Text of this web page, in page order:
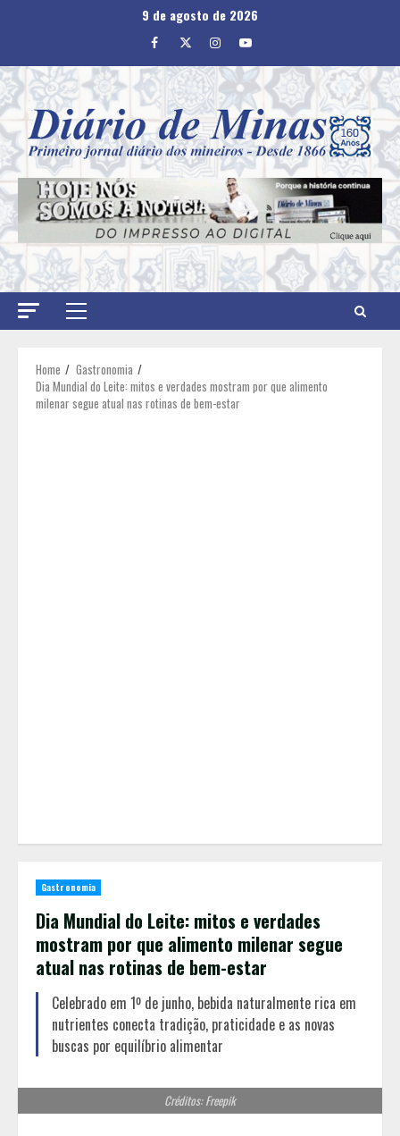
9 de agosto de 2026
Facebook
TwitterInstagram
Youtube
Primary
Home
Gastronomia
Dia Mundial do Leite: mitos e verdades mostram por que alimento
milenar segue atual nas rotinas de bem-estar
Gastronomia
Dia Mundial do Leite: mitos e verdades
mostram por que alimento milenar segue
atual nas rotinas de bem-estar
Celebrado em 1º de junho, bebida naturalmente rica em
nutrientes conecta tradição, praticidade e as novas
buscas por equilíbrio alimentar
Créditos: Freepik